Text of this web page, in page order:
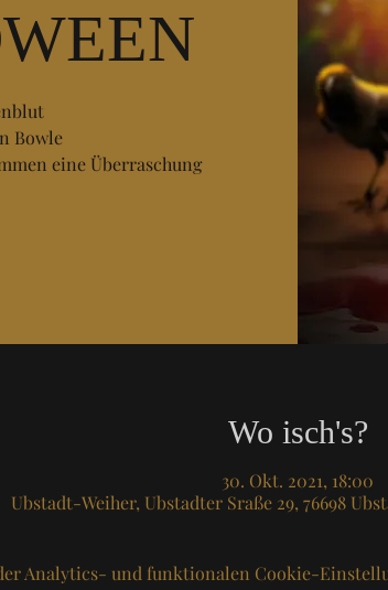
Bowle
eine Überraschung
Wo isch's?
30. Okt. 2021, 18:00
Ubstadt-Weiher, Ubstadter Sraße 29, 76698
Analytics- und funktionalen Cookie-